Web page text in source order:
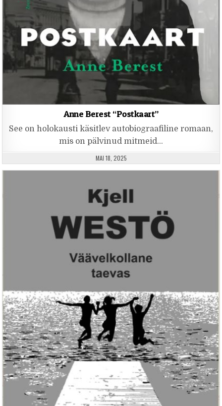
Anne Berest “Postkaart”
See on holokausti käsitlev autobiograafiline romaan,
mis on pälvinud mitmeid…
PUBLISHED DATE:
MAI 18, 2025